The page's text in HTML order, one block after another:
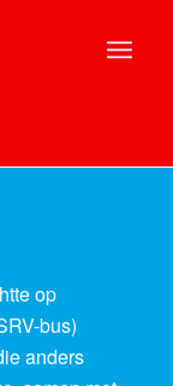
op
bus)
anders